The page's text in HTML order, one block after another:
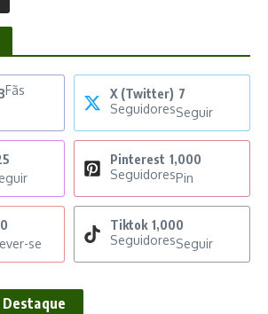
Fãs
X (Twitter) 7
SeguidoresSeguir
Pinterest 1,000
SeguidoresPin
se
Tiktok 1,000
SeguidoresSeguir